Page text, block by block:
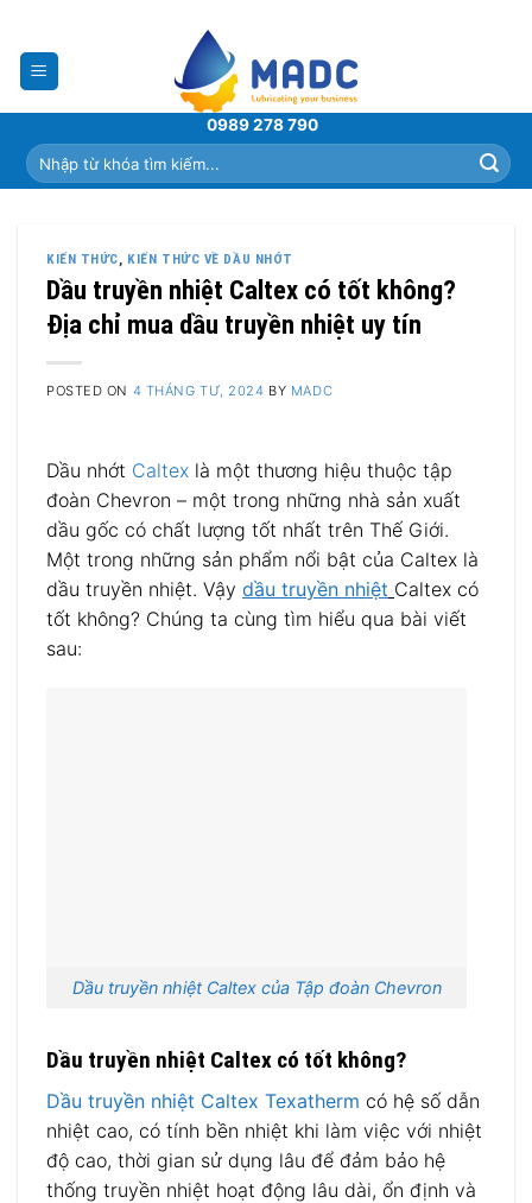
content
0989 278 790
Tìm
kiếm:
KIẾN THỨC, KIẾN THỨC VỀ DẦU NHỚT
Dầu truyền nhiệt Caltex có tốt không?
Địa chỉ mua dầu truyền nhiệt uy tín
POSTED ON 4 THÁNG TƯ, 2024 BY MADC
Dầu nhớt Caltex là một thương hiệu thuộc tập
đoàn Chevron – một trong những nhà sản xuất
dầu gốc có chất lượng tốt nhất trên Thế Giới.
Một trong những sản phẩm nổi bật của Caltex là
dầu truyền nhiệt. Vậy dầu truyền nhiệt Caltex có
tốt không? Chúng ta cùng tìm hiểu qua bài viết
sau:
Dầu truyền nhiệt Caltex của Tập đoàn Chevron
Dầu truyền nhiệt Caltex có tốt không?
Dầu truyền nhiệt Caltex Texatherm có hệ số dẫn
nhiệt cao, có tính bền nhiệt khi làm việc với nhiệt
độ cao, thời gian sử dụng lâu để đảm bảo hệ
thống truyền nhiệt hoạt động lâu dài, ổn định và